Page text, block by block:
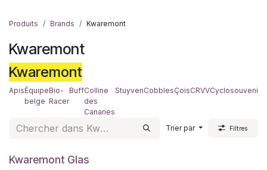
Produits Brands Kwaremont
Kwaremont
Kwaremont
ApisÉquipe
belge
Bio-
Racer
BuffColline
des
Canaries
StuyvenCobblesÇoisCRVVCyclosouvenir
Trier par Filtres
Kwaremont Glas